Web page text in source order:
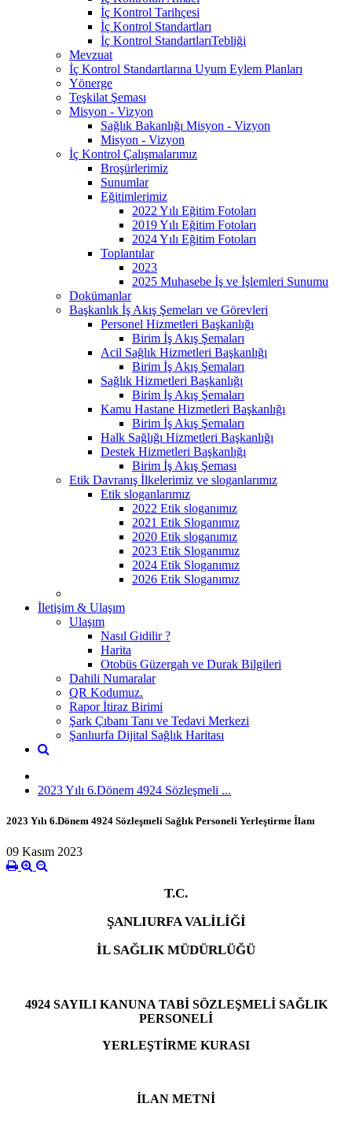
İç Kontrol Tarihçesi
İç Kontrol Standartları
İç Kontrol StandartlarıTebliği
Mevzuat
İç Kontrol Standartlarına Uyum Eylem Planları
Yönerge
Teşkilat Şeması
Misyon - Vizyon
Sağlık Bakanlığı Misyon - Vizyon
Misyon - Vizyon
İç Kontrol Çalışmalarımız
Broşürlerimiz
Sunumlar
Eğitimlerimiz
2022 Yılı Eğitim Fotoları
2019 Yılı Eğitim Fotoları
2024 Yılı Eğitim Fotoları
Toplantılar
2023
2025 Muhasebe İş ve İşlemleri Sunumu
Dokümanlar
Başkanlık İş Akış Şemeları ve Görevleri
Personel Hizmetleri Başkanlığı
Birim İş Akış Şemaları
Acil Sağlık Hizmetleri Başkanlığı
Birim İş Akış Şemaları
Sağlık Hizmetleri Başkanlığı
Birim İş Akış Şemaları
Kamu Hastane Hizmetleri Başkanlığı
Birim İş Akış Şemaları
Halk Sağlığı Hizmetleri Başkanlığı
Destek Hizmetleri Başkanlığı
Birim İş Akış Şeması
Etik Davranış İlkelerimiz ve sloganlarımız
Etik sloganlarımız
2022 Etik sloganımız
2021 Etik Sloganımız
2020 Etik sloganımız
2023 Etik Sloganımız
2024 Etik Sloganımız
2026 Etik Sloganımız
İletişim & Ulaşım
Ulaşım
Nasıl Gidilir ?
Harita
Otobüs Güzergah ve Durak Bilgileri
Dahili Numaralar
QR Kodumuz.
Rapor İtiraz Birimi
Şark Çıbanı Tanı ve Tedavi Merkezi
Şanlıurfa Dijital Sağlık Haritası
2023 Yılı 6.Dönem 4924 Sözleşmeli ...
2023 Yılı 6.Dönem 4924 Sözleşmeli Sağlık Personeli Yerleştirme İlanı
09 Kasım 2023
T.C.
ŞANLIURFA VALİLİĞİ
İL SAĞLIK MÜDÜRLÜĞÜ
4924 SAYILI KANUNA TABİ SÖZLEŞMELİ SAĞLIK
PERSONELİ
YERLEŞTİRME KURASI
İLAN METNİ